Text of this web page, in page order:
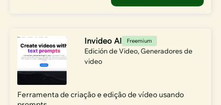
Invideo AI Freemium
Edición de Video, Generadores de
video
Ferramenta de criação e edição de vídeo usando